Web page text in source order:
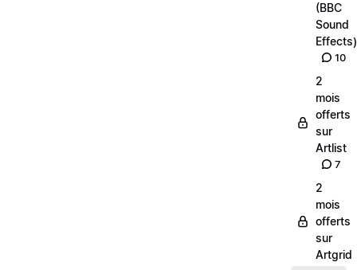
(BBC
Sound
Effects)
10
2
mois
offerts
sur
Artlist
7
2
mois
offerts
sur
Artgrid